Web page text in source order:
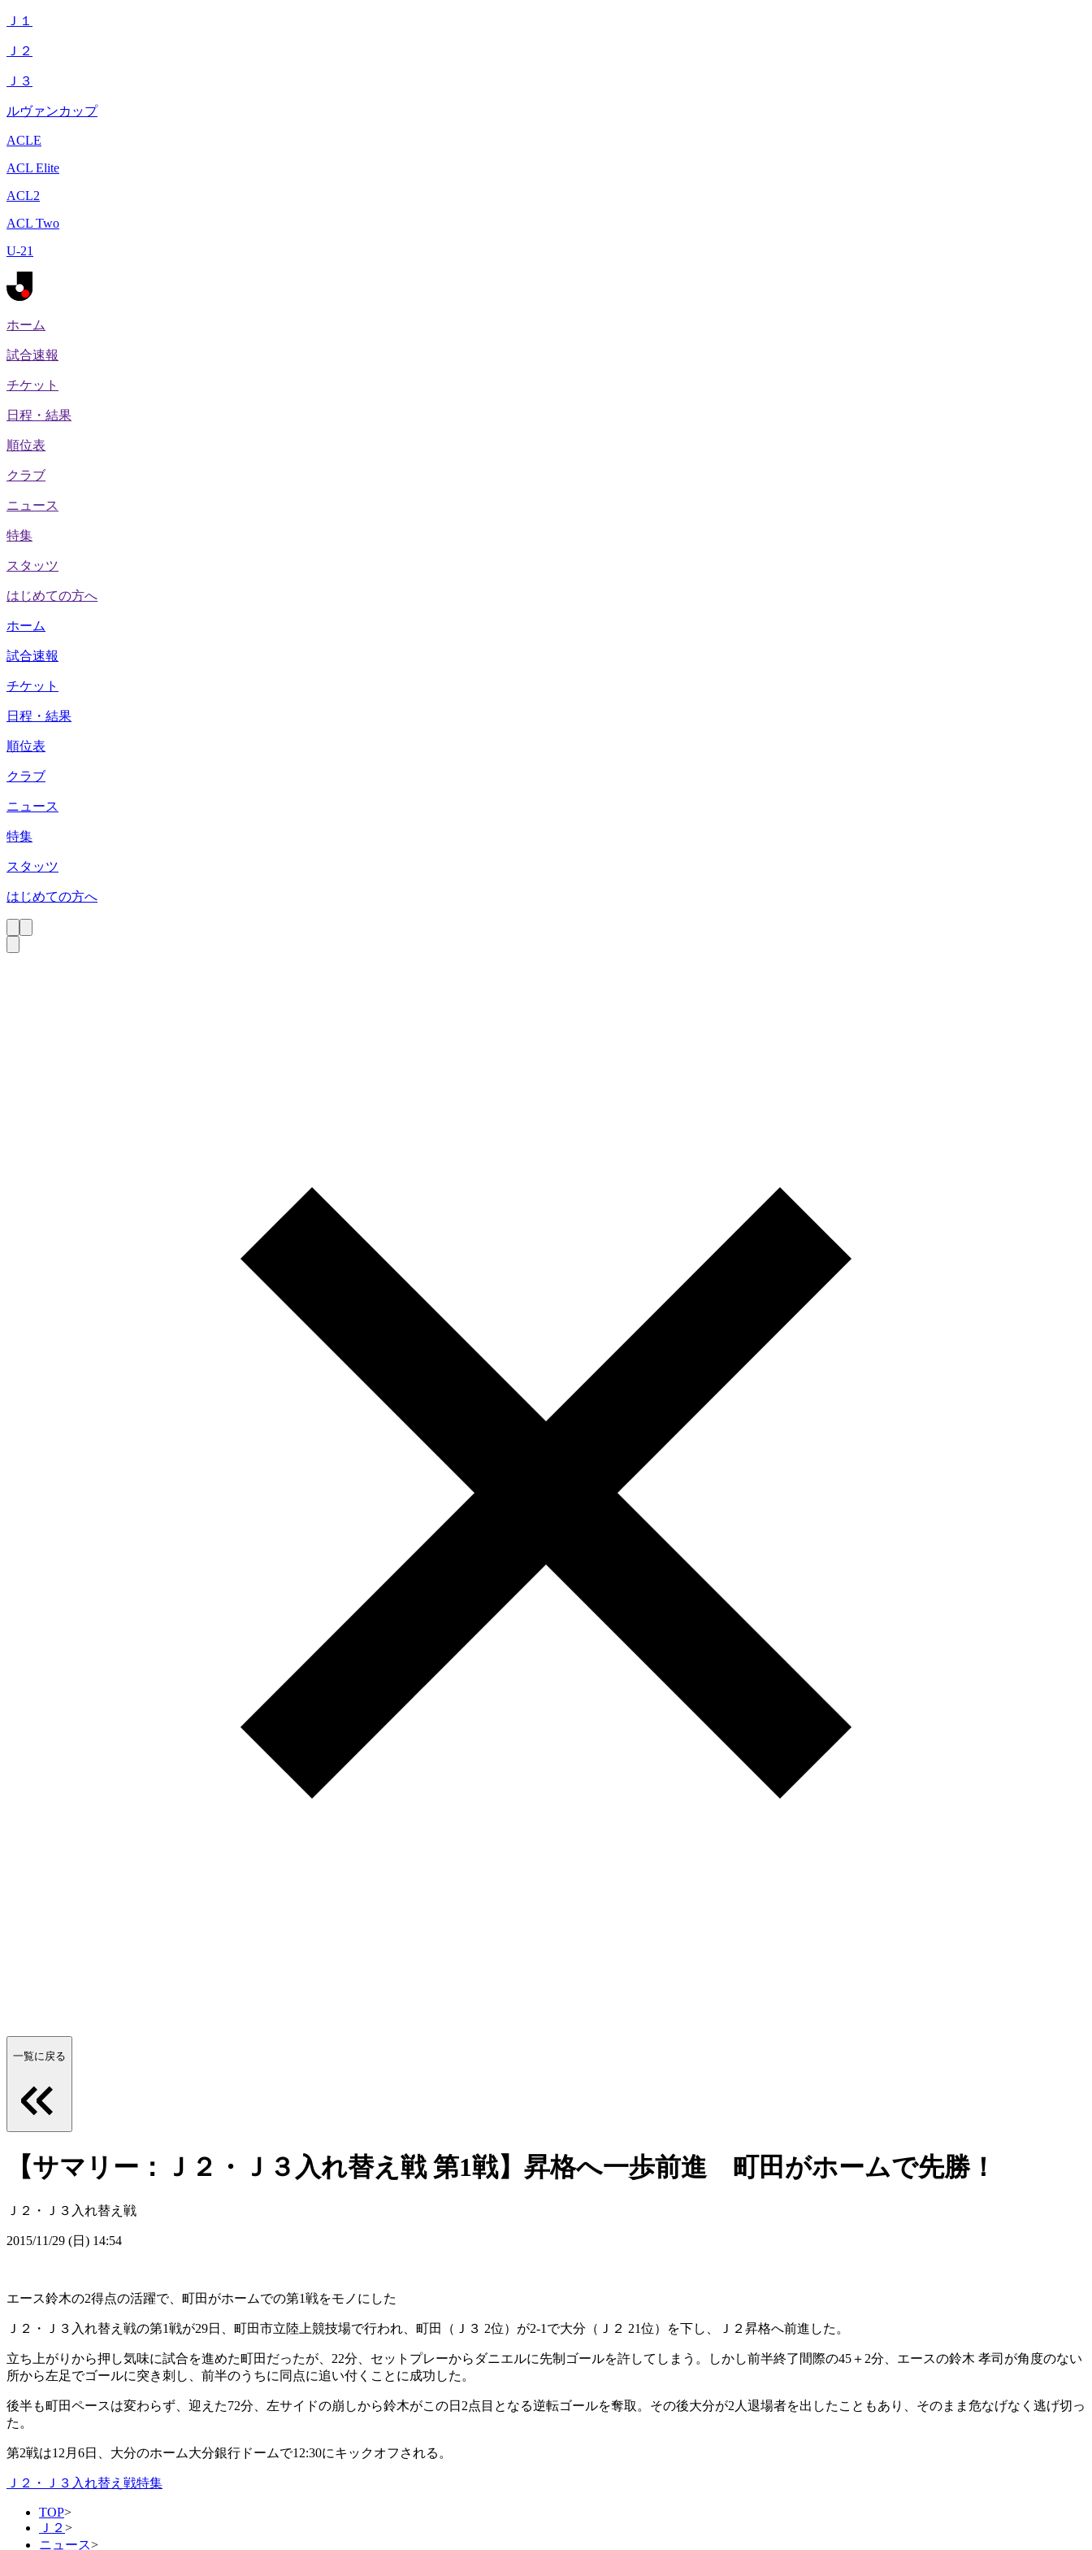
Ｊ１
Ｊ２
Ｊ３
ルヴァンカップ
ACLE
ACL Elite
ACL2
ACL Two
U-21
ホーム
試合速報
チケット
日程・結果
順位表
クラブ
ニュース
特集
スタッツ
はじめての方へ
ホーム
試合速報
チケット
日程・結果
順位表
クラブ
ニュース
特集
スタッツ
はじめての方へ
一覧に戻る
【サマリー：Ｊ２・Ｊ３入れ替え戦 第1戦】昇格へ一歩前進 町田がホームで先勝！
Ｊ２・Ｊ３入れ替え戦
2015/11/29 (日) 14:54
エース鈴木の2得点の活躍で、町田がホームでの第1戦をモノにした
Ｊ２・Ｊ３入れ替え戦の第1戦が29日、町田市立陸上競技場で行われ、町田（Ｊ３ 2位）が2-1で大分（Ｊ２ 21位）を下し、Ｊ２昇格へ前進した。
立ち上がりから押し気味に試合を進めた町田だったが、22分、セットプレーからダニエルに先制ゴールを許してしまう。しかし前半終了間際の45＋2分、エースの鈴木 孝司が角度のない
所から左足でゴールに突き刺し、前半のうちに同点に追い付くことに成功した。
後半も町田ペースは変わらず、迎えた72分、左サイドの崩しから鈴木がこの日2点目となる逆転ゴールを奪取。その後大分が2人退場者を出したこともあり、そのまま危なげなく逃げ切っ
た。
第2戦は12月6日、大分のホーム大分銀行ドームで12:30にキックオフされる。
Ｊ２・Ｊ３入れ替え戦特集
TOP>
Ｊ２ >
ニュース>